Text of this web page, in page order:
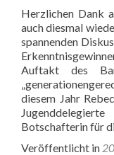
Herzlichen Dank
auch diesmal
spannenden
Auftakt des
diesem Jahr
Botschafterin für
Veröffentlicht in